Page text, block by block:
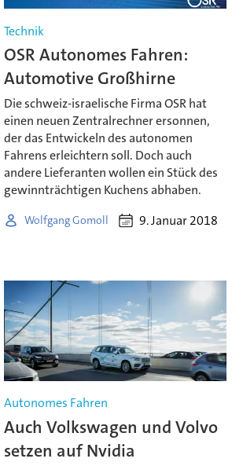
Technik
OSR Autonomes Fahren:
Automotive Großhirne
Die schweiz-israelische Firma OSR hat
einen neuen Zentralrechner ersonnen,
der das Entwickeln des autonomen
Fahrens erleichtern soll. Doch auch
andere Lieferanten wollen ein Stück des
gewinnträchtigen Kuchens abhaben.
Wolfgang Gomoll 9. Januar 2018
Autonomes Fahren
Auch Volkswagen und Volvo
setzen auf Nvidia